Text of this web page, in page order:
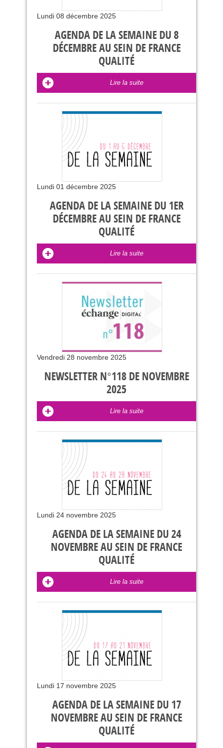
Lundi 08 décembre 2025
AGENDA DE LA SEMAINE DU 8
DÉCEMBRE AU SEIN DE FRANCE
QUALITÉ
Lire la suite
Lundi 01 décembre 2025
AGENDA DE LA SEMAINE DU 1ER
DÉCEMBRE AU SEIN DE FRANCE
QUALITÉ
Lire la suite
Vendredi 28 novembre 2025
NEWSLETTER N°118 DE NOVEMBRE
2025
Lire la suite
Lundi 24 novembre 2025
AGENDA DE LA SEMAINE DU 24
NOVEMBRE AU SEIN DE FRANCE
QUALITÉ
Lire la suite
Lundi 17 novembre 2025
AGENDA DE LA SEMAINE DU 17
NOVEMBRE AU SEIN DE FRANCE
QUALITÉ